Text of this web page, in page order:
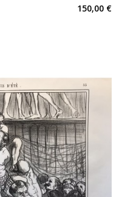
150,00 €